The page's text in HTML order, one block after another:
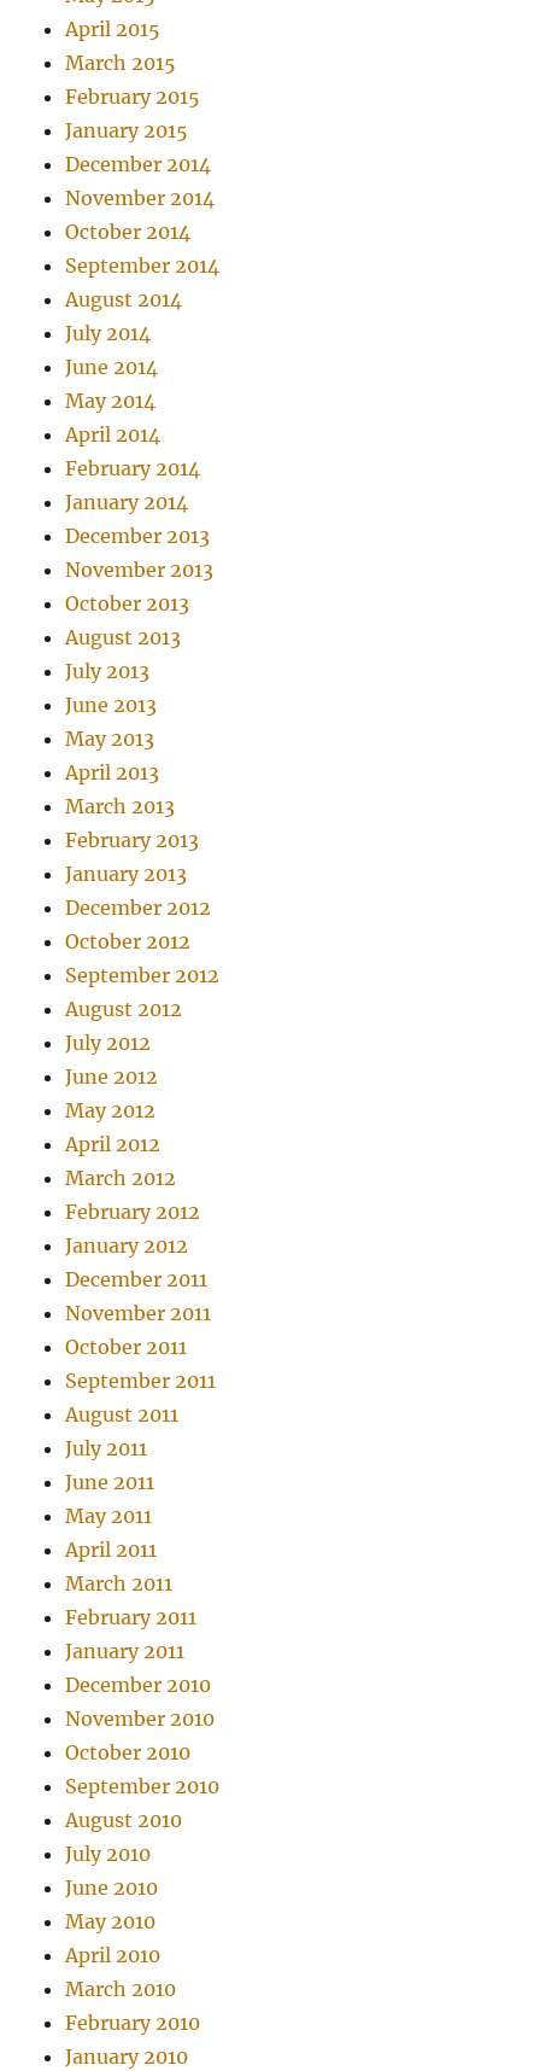
April 2015
March 2015
February 2015
January 2015
December 2014
November 2014
October 2014
September 2014
August 2014
July 2014
June 2014
May 2014
April 2014
February 2014
January 2014
December 2013
November 2013
October 2013
August 2013
July 2013
June 2013
May 2013
April 2013
March 2013
February 2013
January 2013
December 2012
October 2012
September 2012
August 2012
July 2012
June 2012
May 2012
April 2012
March 2012
February 2012
January 2012
December 2011
November 2011
October 2011
September 2011
August 2011
July 2011
June 2011
May 2011
April 2011
March 2011
February 2011
January 2011
December 2010
November 2010
October 2010
September 2010
August 2010
July 2010
June 2010
May 2010
April 2010
March 2010
February 2010
January 2010